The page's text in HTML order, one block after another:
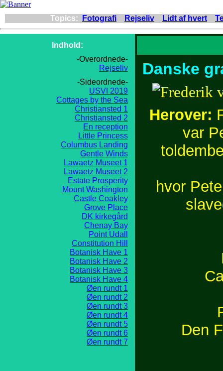
Topics: Fotografi Rejseliv Lidt af hvert
Indhold:
-Overordnede-
Rejseliv
-Sideordnede-
USVI 2019
Cottages by the Sea
Christiansted 1
Christiansted 2
En reception
Little Princess
Columbus Landing
Gentle Winds
Lawaetz Museet 1
Lawaetz Museet 2
Estate Prosperity
Mount Washington
Castle Coakley
Grove Place
DK kirkegård
Chenay Bay
Point Udall
Constitution Hill
Botanisk Have 1
Botanisk Have 2
Botanisk Have 3
Botanisk Have 4
Øen rundt 1
Øen rundt 2
Øen rundt 3
Øen rundt 4
Øen rundt 5
Øen rundt 6
Øen rundt 7
Danske
Herover:
var
hvor
Den